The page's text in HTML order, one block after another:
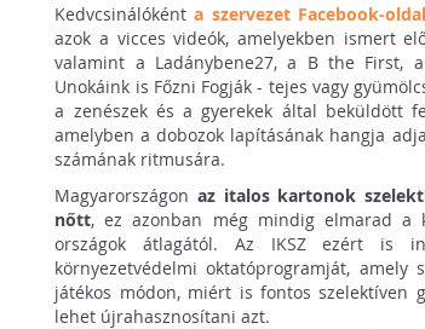
Kedvcsinálókénta szervezet Facebook-
azok a vicces videók, amelyekben ismert
valamint a Ladánybene27, a B the First,
Unokáink is Főzni Fogják - tejes vagy
a zenészek és a gyerekek által beküldött
amelyben a dobozok lapításának hangja
számának ritmusára.
Magyarországon az italos kartonok
nőtt, ez azonban még mindig elmarad a
országok átlagától. Az IKSZ ezért is
környezetvédelmi oktatóprogramját,
játékos módon, miért is fontos szelektíven
lehet újrahasznosítani azt.